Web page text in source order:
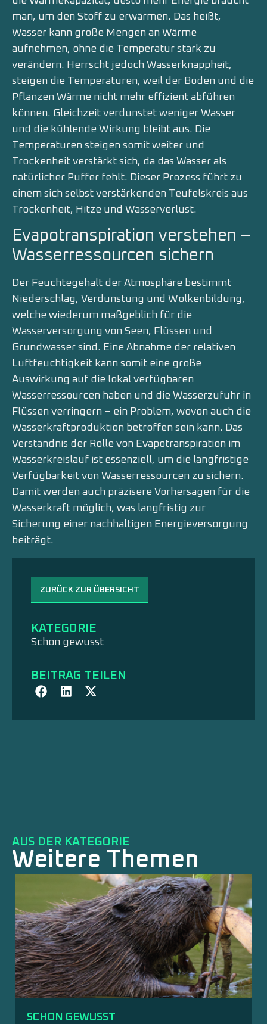
ZURÜCK ZUR ÜBERSICHT
KATEGORIE
Schon gewusst
BEITRAG TEILEN
man, um den Stoff zu erwärmen. Das heißt,
Wasser kann große Mengen an Wärme
aufnehmen, ohne die Temperatur stark zu
verändern. Herrscht jedoch Wasserknappheit,
steigen die Temperaturen, weil der Boden und die
Pflanzen Wärme nicht mehr effizient abführen
können. Gleichzeit verdunstet weniger Wasser
und die kühlende Wirkung bleibt aus. Die
Temperaturen steigen somit weiter und
Trockenheit verstärkt sich, da das Wasser als
natürlicher Puffer fehlt. Dieser Prozess führt zu
einem sich selbst verstärkenden Teufelskreis aus
Trockenheit, Hitze und Wasserverlust.
Evapotranspiration verstehen –
Wasserressourcen sichern
Der Feuchtegehalt der Atmosphäre bestimmt
Niederschlag, Verdunstung und Wolkenbildung,
welche wiederum maßgeblich für die
Wasserversorgung von Seen, Flüssen und
Grundwasser sind. Eine Abnahme der relativen
Luftfeuchtigkeit kann somit eine große
Auswirkung auf die lokal verfügbaren
Wasserressourcen haben und die Wasserzufuhr in
Flüssen verringern – ein Problem, wovon auch die
Wasserkraftproduktion betroffen sein kann. Das
Verständnis der Rolle von Evapotranspiration im
Wasserkreislauf ist essenziell, um die langfristige
Verfügbarkeit von Wasserressourcen zu sichern.
Damit werden auch präzisere Vorhersagen für die
Wasserkraft möglich, was langfristig zur
Sicherung einer nachhaltigen Energieversorgung
beiträgt.
AUS DER KATEGORIE
Weitere Themen
SCHON GEWUSST